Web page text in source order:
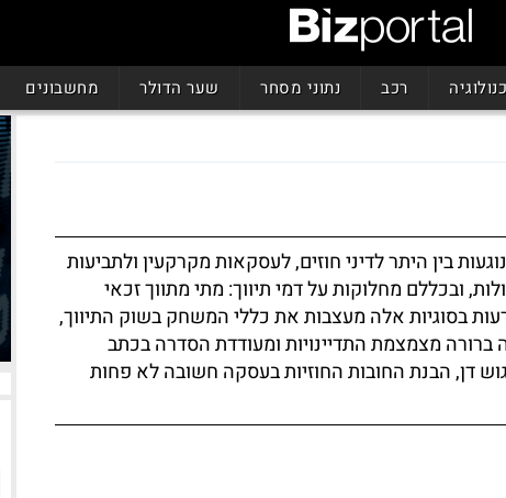
רכב נתוני מסחר שער הדולר מחשבונים
בין היתר לדיני חוזים, לעסקאות מקרקעין ולתביעות
ובכללם מחלוקות על דמי תיווך: מתי מתווך זכאי
בסוגיות אלה מעצבות את כללי המשחק בשוק התיווך,
ברורה מצמצמת התדיינויות ומעודדת הסדרה בכתב
דן, הבנת החובות החוזיות בעסקה חשובה לא פחות